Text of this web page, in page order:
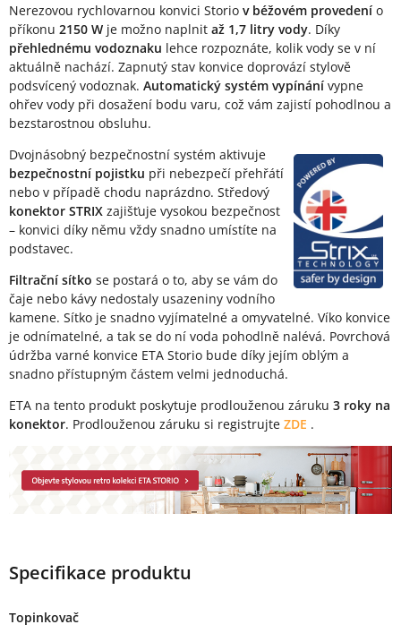
Nerezovou rychlovarnou konvici Storio v béžovém provedení o
příkonu 2150 W je možno naplnit až 1,7 litry vody. Díky
přehlednému vodoznaku lehce rozpoznáte, kolik vody se v ní
aktuálně nachází. Zapnutý stav konvice doprovází stylově
podsvícený vodoznak. Automatický systém vypínání vypne
ohřev vody při dosažení bodu varu, což vám zajistí pohodlnou a
bezstarostnou obsluhu.
Dvojnásobný bezpečnostní systém aktivuje
bezpečnostní pojistku při nebezpečí přehřátí
nebo v případě chodu naprázdno. Středový
konektor STRIX zajišťuje vysokou bezpečnost
– konvici díky němu vždy snadno umístíte na
podstavec.
Filtrační sítko se postará o to, aby se vám do
čaje nebo kávy nedostaly usazeniny vodního
kamene. Sítko je snadno vyjímatelné a omyvatelné. Víko konvice
je odnímatelné, a tak se do ní voda pohodlně nalévá. Povrchová
údržba varné konvice ETA Storio bude díky jejím oblým a
snadno přístupným částem velmi jednoduchá.
ETA na tento produkt poskytuje prodlouženou záruku 3 roky na
konektor. Prodlouženou záruku si registrujte ZDE .
Specifikace produktu
Topinkovač